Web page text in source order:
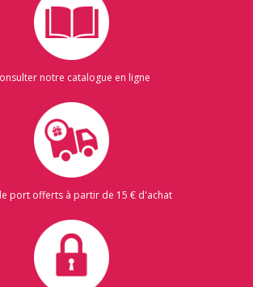
notre catalogue en ligne
port offerts à partir de 15 € d'achat